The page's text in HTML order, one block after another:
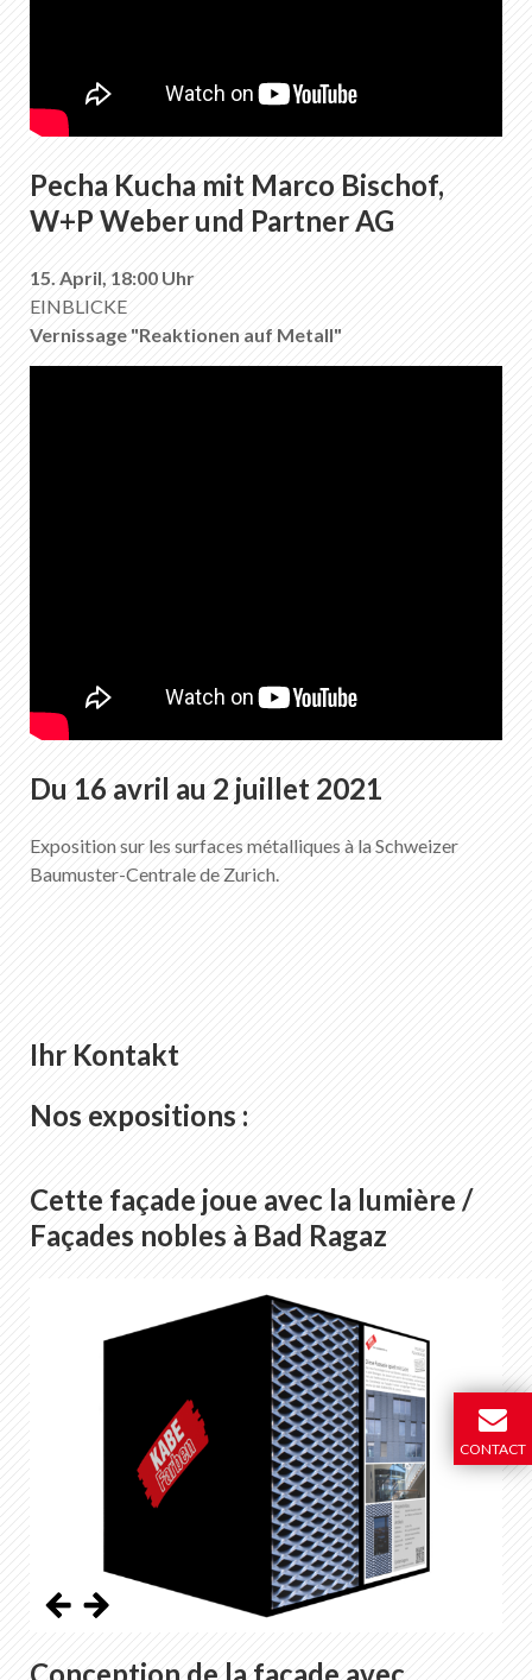
Pecha Kucha mit Marco Bischof,
W+P Weber und Partner AG
15. April, 18:00 Uhr
EINBLICKE
Vernissage "Reaktionen auf Metall"
Du 16 avril au 2 juillet 2021
Exposition sur les surfaces métalliques à la Schweizer
Baumuster-Centrale de Zurich.
Ihr Kontakt
Nos expositions :
Cette façade joue avec la lumière /
Façades nobles à Bad Ragaz
CONTACT